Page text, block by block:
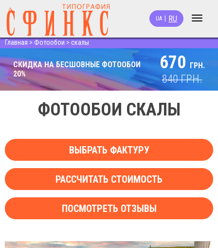
Toggle
UA RU
Главная > Фотообои > скалы
СКИДКА НА БЕСШОВНЫЕ ФОТООБОИ
20%
670 ГРН.
840ГРН.
ФОТООБОИ СКАЛЫ
ВЫБРАТЬ ФАКТУРУ
РАССЧИТАТЬ СТОИМОСТЬ
ПОСМОТРЕТЬ ОТЗЫВЫ